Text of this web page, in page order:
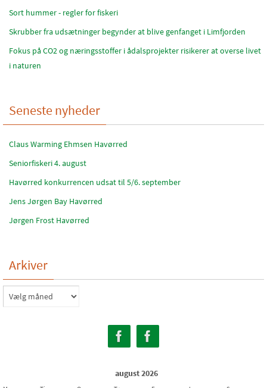
Sort hummer - regler for fiskeri
Skrubber fra udsætninger begynder at blive genfanget i Limfjorden
Fokus på CO2 og næringsstoffer i ådalsprojekter risikerer at overse livet
i naturen
Seneste nyheder
Claus Warming Ehmsen Havørred
Seniorfiskeri 4. august
Havørred konkurrencen udsat til 5/6. september
Jens Jørgen Bay Havørred
Jørgen Frost Havørred
Arkiver
Arkiver
august 2026